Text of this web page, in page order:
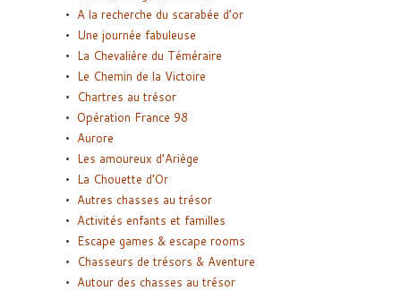
A la recherche du scarabée d’or
Une journée fabuleuse
La Chevalière du Téméraire
Le Chemin de la Victoire
Chartres au trésor
Opération France 98
Aurore
Les amoureux d’Ariège
La Chouette d’Or
Autres chasses au trésor
Activités enfants et familles
Escape games & escape rooms
Chasseurs de trésors & Aventure
Autour des chasses au trésor